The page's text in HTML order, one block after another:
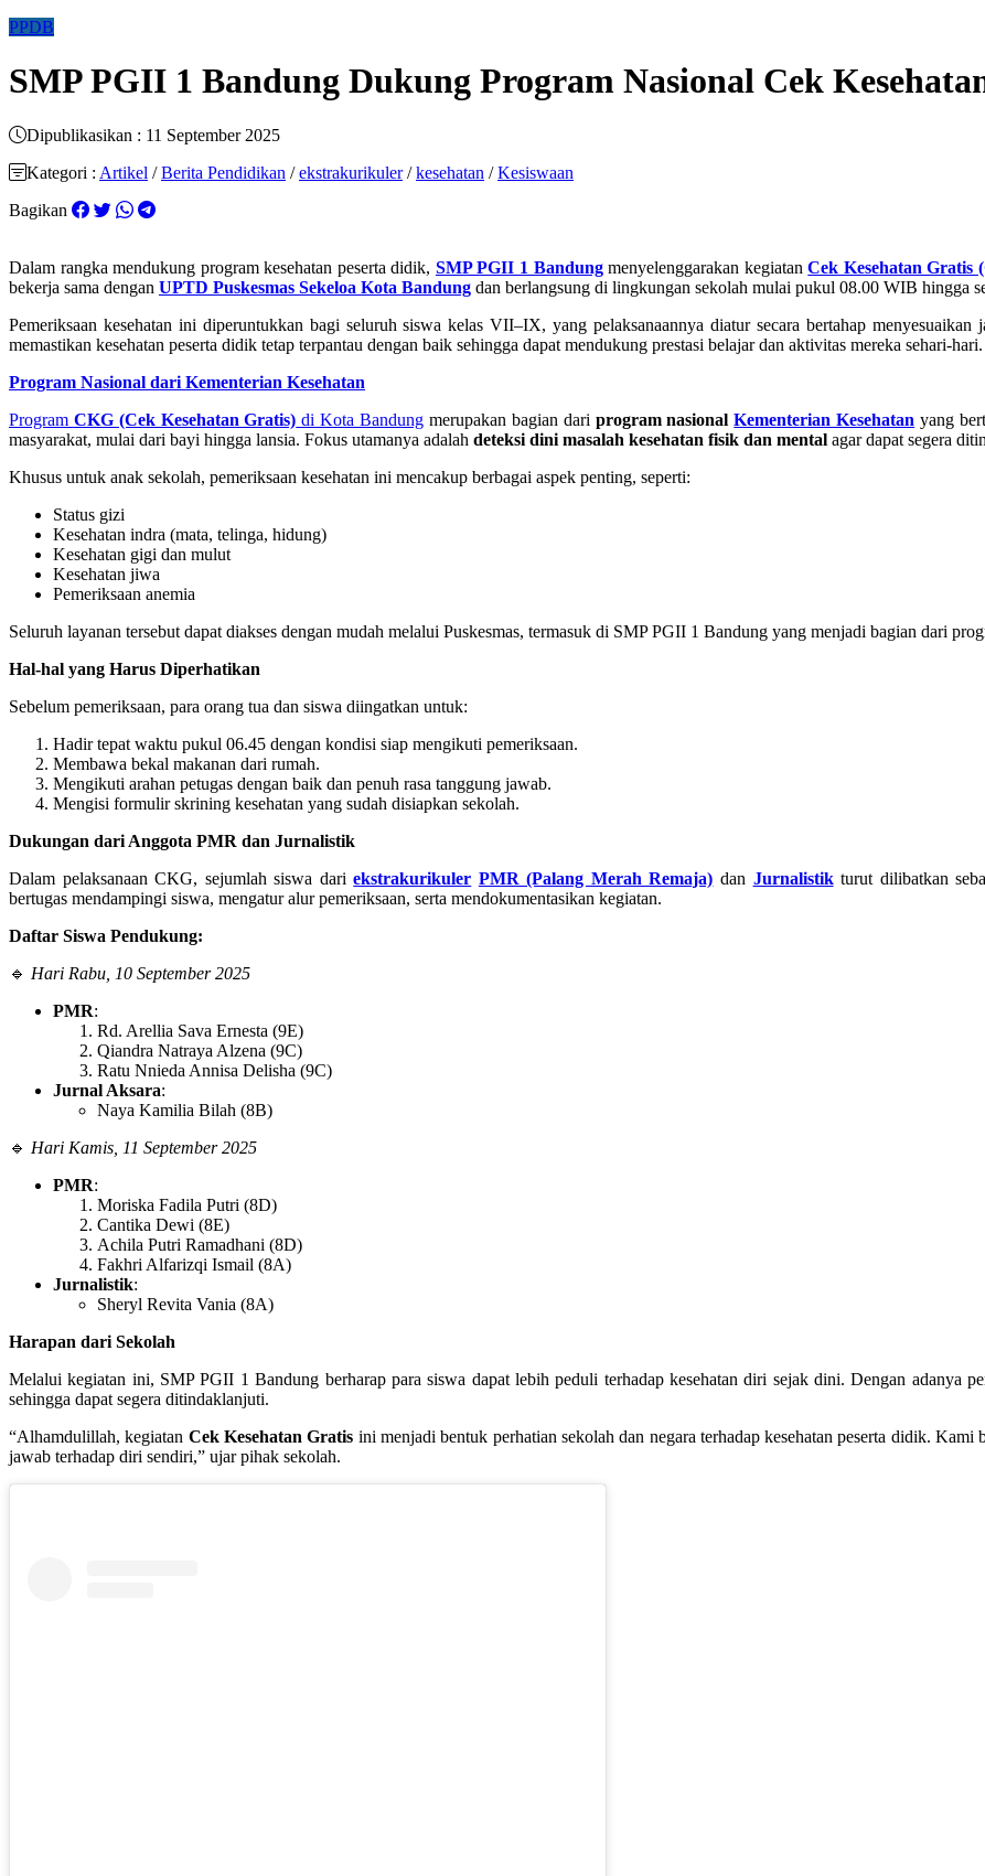
PPDB
SMP PGII 1 Bandung Dukung Program Nasional Cek
Dipublikasikan : 11 September 2025
Kategori : Artikel /Berita Pendidikan /ekstrakurikuler/kesehatan /Kesiswaan
Bagikan
Dalam rangka mendukung program kesehatan peserta didik, SMP PGII 1 Bandungmenyelenggarakan kegiatanCek Kesehatan Gratis
bekerja sama dengan UPTD Puskesmas Sekeloa Kota Bandung dan berlangsung di lingkungan sekolah mulai pukul 08.00 WIB hingga
Pemeriksaan kesehatan ini diperuntukkan bagi seluruh siswa kelas VII–IX, yang pelaksanaannya diatur secara bertahap
memastikan kesehatan peserta didik tetap terpantau dengan baik sehingga dapat mendukung prestasi belajar dan aktivitas mereka sehari-hari.
Program Nasional dari Kementerian Kesehatan
Program CKG (Cek Kesehatan Gratis) di Kota Bandung merupakan bagian dari program nasionalKementerian Kesehatan yang
masyarakat, mulai dari bayi hingga lansia. Fokus utamanya adalah deteksi dini masalah kesehatan fisik dan mental agar dapat segera
Khusus untuk anak sekolah, pemeriksaan kesehatan ini mencakup berbagai aspek penting, seperti:
Status gizi
Kesehatan indra (mata, telinga, hidung)
Kesehatan gigi dan mulut
Kesehatan jiwa
Pemeriksaan anemia
Seluruh layanan tersebut dapat diakses dengan mudah melalui Puskesmas, termasuk di SMP PGII 1 Bandung yang menjadi bagian dari
Hal-hal yang Harus Diperhatikan
Sebelum pemeriksaan, para orang tua dan siswa diingatkan untuk:
Hadir tepat waktu pukul 06.45 dengan kondisi siap mengikuti pemeriksaan.
Membawa bekal makanan dari rumah.
Mengikuti arahan petugas dengan baik dan penuh rasa tanggung jawab.
Mengisi formulir skrining kesehatan yang sudah disiapkan sekolah.
Dukungan dari Anggota PMR dan Jurnalistik
Dalam pelaksanaan CKG, sejumlah siswa dariekstrakurikuler PMR (Palang Merah Remaja) dan Jurnalistikturut dilibatkan
bertugas mendampingi siswa, mengatur alur pemeriksaan, serta mendokumentasikan kegiatan.
Daftar Siswa Pendukung:
🔹 Hari Rabu, 10 September 2025
PMR:
Rd. Arellia Sava Ernesta (9E)
Qiandra Natraya Alzena (9C)
Ratu Nnieda Annisa Delisha (9C)
Jurnal Aksara:
Naya Kamilia Bilah (8B)
🔹 Hari Kamis, 11 September 2025
PMR:
Moriska Fadila Putri (8D)
Cantika Dewi (8E)
Achila Putri Ramadhani (8D)
Fakhri Alfarizqi Ismail (8A)
Jurnalistik:
Sheryl Revita Vania (8A)
Harapan dari Sekolah
Melalui kegiatan ini, SMP PGII 1 Bandung berharap para siswa dapat lebih peduli terhadap kesehatan diri sejak dini. Dengan adanya
sehingga dapat segera ditindaklanjuti.
“Alhamdulillah, kegiatan Cek Kesehatan Gratis ini menjadi bentuk perhatian sekolah dan negara terhadap kesehatan peserta didik. Kami
jawab terhadap diri sendiri,” ujar pihak sekolah.